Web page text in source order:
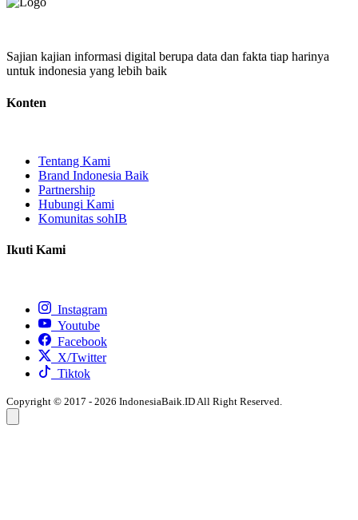
Sajian kajian informasi digital berupa data dan fakta tiap harinya
untuk indonesia yang lebih baik
Konten
Tentang Kami
Brand Indonesia Baik
Partnership
Hubungi Kami
Komunitas sohIB
Ikuti Kami
Instagram
Youtube
Facebook
X/Twitter
Tiktok
Copyright © 2017 - 2026 IndonesiaBaik.ID All Right Reserved.